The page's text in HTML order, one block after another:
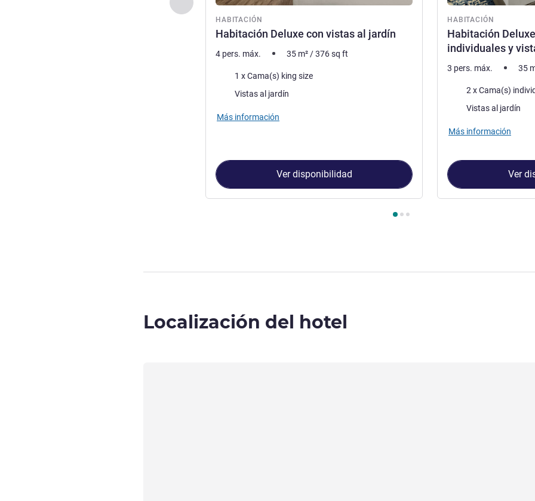
HABITACIÓN
Habitación Deluxe con vistas al jardín
4 pers. máx. 35 m² /376sq ft
Ropa de cama
1 x Cama(s) king size
Views :Vistas al jardín
Más información
Ver disponibilidad
HABITACIÓN
Habitación
individuales y
3 pers. máx. 35
Ropa de cama
2 x Cama(s)
Views :Vistas al jardín
Más información
Ver
Localización del hotel